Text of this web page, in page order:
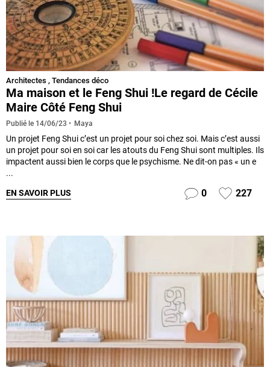
Architectes , Tendances déco
Ma maison et le Feng Shui !Le regard de Cécile
Maire Côté Feng Shui
Publié le 14/06/23 Maya
Un projet Feng Shui c’est un projet pour soi chez soi. Mais c’est aussi
un projet pour soi en soi car les atouts du Feng Shui sont multiples. Ils
impactent aussi bien le corps que le psychisme. Ne dit-on pas « un e
...
EN SAVOIR PLUS 0 227